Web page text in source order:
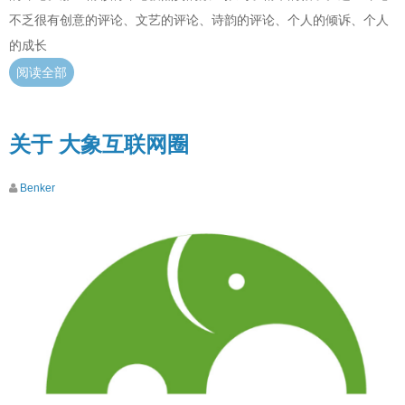
不乏很有创意的评论、文艺的评论、诗韵的评论、个人的倾诉、个人
的成长
阅读全部
关于 大象互联网圈
Benker